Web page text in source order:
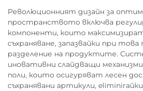
Революционният дизайн за
пространството включва
компоненти, които
съхраняване, запазвайки при
разделение на продуктите.
иновативни слайдващи
поли, които осигуряват лесен
съхранявани артикули,